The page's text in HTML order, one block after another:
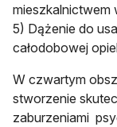
mieszkalnictwem
5) Dążenie do
całodobowej
W czwartym
stworzenie
zaburzeniami